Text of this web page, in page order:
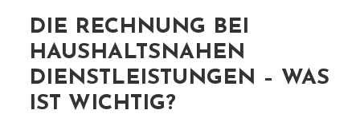
DIE RECHNUNG BEI
HAUSHALTSNAHEN
DIENSTLEISTUNGEN – WAS
IST WICHTIG?